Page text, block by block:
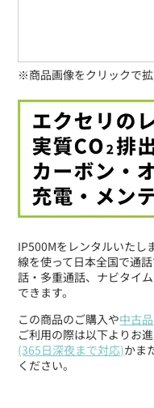
IP500Mをレンタルいたし
線を使って日本全国で通
話・多重通話、ナビタイ
できます。
この商品のご購入や中古品
ご利用の際は以下よりお
(365日深夜まで対応)かま
ください。
※商品画像をクリックで